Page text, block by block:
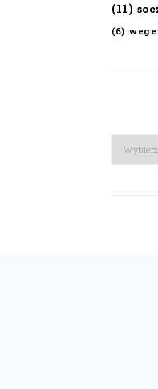
(11)
(6)
Archiwa